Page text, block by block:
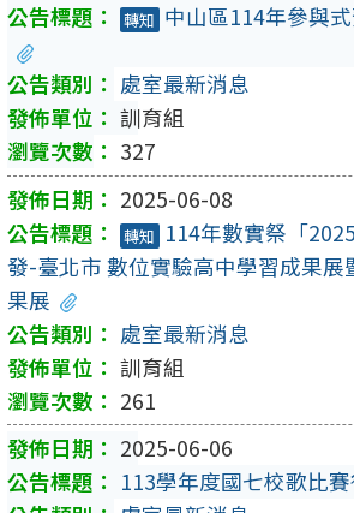
轉知 中山區114年參與
處室最新消息
訓育組
327
2025-06-08
轉知 114年數實祭「
發-臺北市 數位實驗高中學習成果展
果展
處室最新消息
訓育組
261
2025-06-06
113學年度國七校歌比